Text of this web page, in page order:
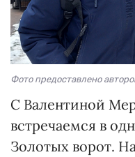
Фото предоставлено
С Валентиной
встречаемся в
Золотых ворот.